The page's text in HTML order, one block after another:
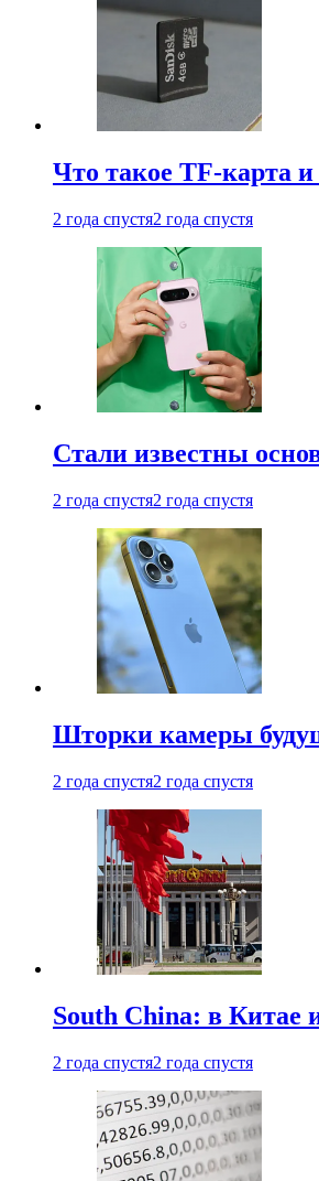
Что такое TF-карта
2 года спустя2 года спустя
Стали известны
2 года спустя2 года спустя
Шторки камеры
2 года спустя2 года спустя
South China: в Китае
2 года спустя2 года спустя